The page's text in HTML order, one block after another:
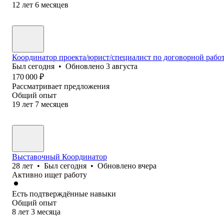
12 лет 6 месяцев
Координатор проекта/юрист/специалист по договорной
Был сегодня • Обновлено 3 августа
170 000 ₽
Рассматривает предложения
Общий опыт
19 лет 7 месяцев
Выставочный Координатор
28 лет • Был сегодня • Обновлено вчера
Активно ищет работу
Есть подтверждённые навыки
Общий опыт
8 лет 3 месяца